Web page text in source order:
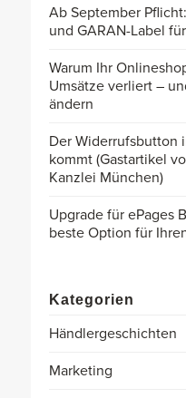
Ab September
und GARAN-Label
Warum Ihr
Umsätze verliert –
ändern
Der Widerrufsbutton
kommt (Gastartikel
Kanzlei München)
Upgrade für ePages
beste Option für
Kategorien
Händlergeschichten
Marketing